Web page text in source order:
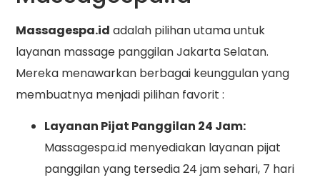
Massagespa.id adalah pilihan utama untuk
layanan massage panggilan Jakarta Selatan.
Mereka menawarkan berbagai keunggulan yang
membuatnya menjadi pilihan favorit :
Layanan Pijat Panggilan 24 Jam:
Massagespa.id menyediakan layanan pijat
panggilan yang tersedia 24 jam sehari, 7 hari